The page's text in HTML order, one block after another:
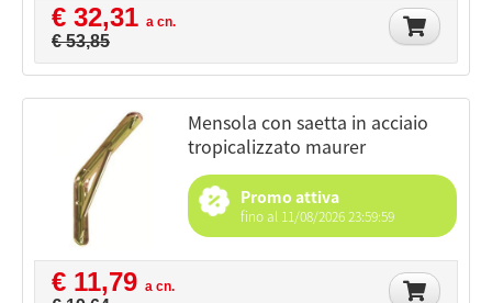
€ 32,31 a cn.
€ 53,85
mensola con saetta in acciaio
tropicalizzato maurer
Promo attiva
fino al 11/08/2026 23:59:59
€ 11,79 a cn.